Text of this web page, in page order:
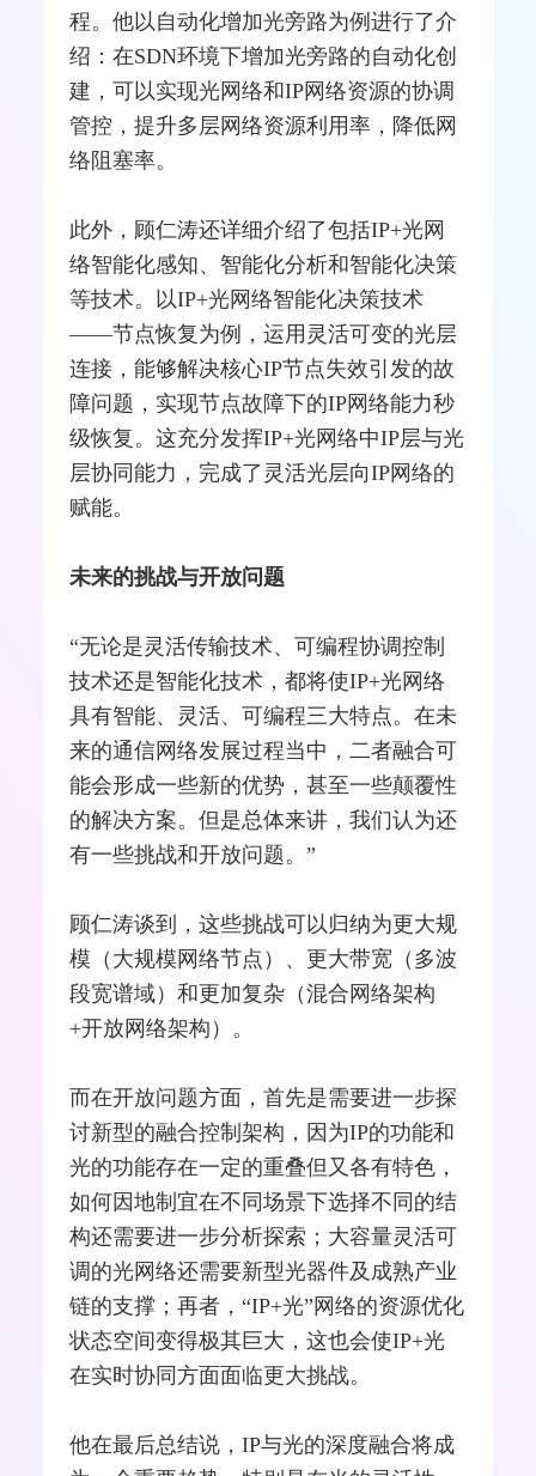
程。他以自动化增加光旁路为例进行了介
绍：在SDN环境下增加光旁路的自动化创
建，可以实现光网络和IP网络资源的协调
管控，提升多层网络资源利用率，降低网
络阻塞率。
此外，顾仁涛还详细介绍了包括IP+光网
络智能化感知、智能化分析和智能化决策
等技术。以IP+光网络智能化决策技术
——节点恢复为例，运用灵活可变的光层
连接，能够解决核心IP节点失效引发的故
障问题，实现节点故障下的IP网络能力秒
级恢复。这充分发挥IP+光网络中IP层与光
层协同能力，完成了灵活光层向IP网络的
赋能。
未来的挑战与开放问题
“无论是灵活传输技术、可编程协调控制
技术还是智能化技术，都将使IP+光网络
具有智能、灵活、可编程三大特点。在未
来的通信网络发展过程当中，二者融合可
能会形成一些新的优势，甚至一些颠覆性
的解决方案。但是总体来讲，我们认为还
有一些挑战和开放问题。”
顾仁涛谈到，这些挑战可以归纳为更大规
模（大规模网络节点）、更大带宽（多波
段宽谱域）和更加复杂（混合网络架构
+开放网络架构）。
而在开放问题方面，首先是需要进一步探
讨新型的融合控制架构，因为IP的功能和
光的功能存在一定的重叠但又各有特色，
如何因地制宜在不同场景下选择不同的结
构还需要进一步分析探索；大容量灵活可
调的光网络还需要新型光器件及成熟产业
链的支撑；再者，“IP+光”网络的资源优化
状态空间变得极其巨大，这也会使IP+光
在实时协同方面面临更大挑战。
他在最后总结说，IP与光的深度融合将成